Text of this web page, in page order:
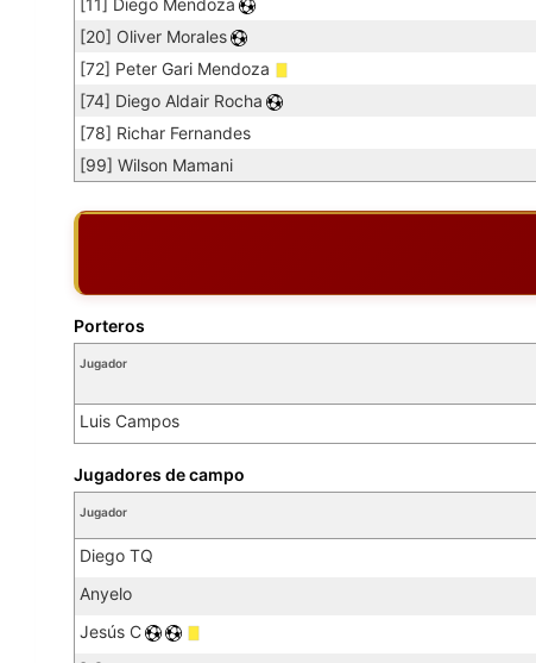
[20] Oliver Morales
[72] Peter Gari Mendoza
[74] Diego Aldair Rocha
[78] Richar Fernandes
[99] Wilson Mamani
Jugador
Luis Campos
Porteros
Jugador
Diego TQ
Anyelo
Jesús C
Jugadores de campo